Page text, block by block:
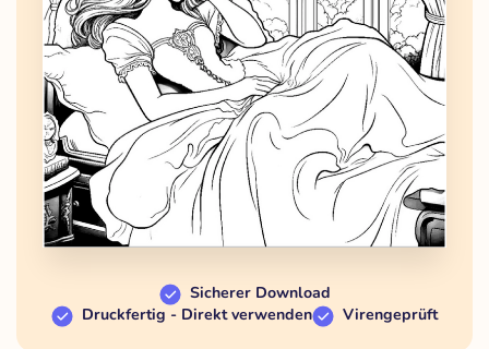
Sicherer Download
Druckfertig - Direkt verwenden
Virengeprüft